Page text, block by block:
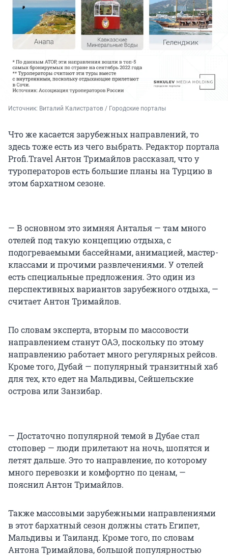
Источник: Виталий Калистратов / Городские порталы
Что же касается зарубежных направлений, то
здесь тоже есть из чего выбрать. Редактор портала
Profi.Travel Антон Тримайлов рассказал, что у
туроператоров есть большие планы на Турцию в
этом бархатном сезоне.
— В основном это зимняя Анталья — там много
отелей под такую концепцию отдыха, с
подогреваемыми бассейнами, анимацией, мастер-
классами и прочими развлечениями. У отелей
есть специальные предложения. Это один из
перспективных вариантов зарубежного отдыха, —
считает Антон Тримайлов.
По словам эксперта, вторым по массовости
направлением станут ОАЭ, поскольку по этому
направлению работает много регулярных рейсов.
Кроме того, Дубай — популярный транзитный хаб
для тех, кто едет на Мальдивы, Сейшельские
острова или Занзибар.
— Достаточно популярной темой в Дубае стал
стоповер — люди прилетают на ночь, шопятся и
летят дальше. Это то направление, по которому
много перевозки и комфортно по ценам, —
пояснил Антон Тримайлов.
Также массовыми зарубежными направлениями
в этот бархатный сезон должны стать Египет,
Мальдивы и Таиланд. Кроме того, по словам
Антона Тримайлова, большой популярностью